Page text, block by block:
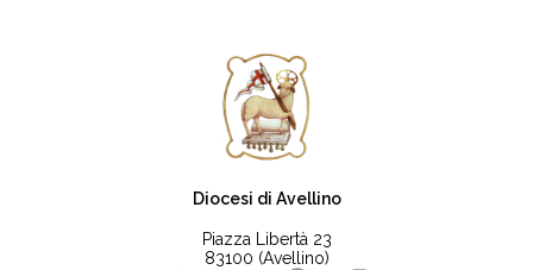
Diocesi di Avellino
Piazza Libertà 23
83100 (Avellino)